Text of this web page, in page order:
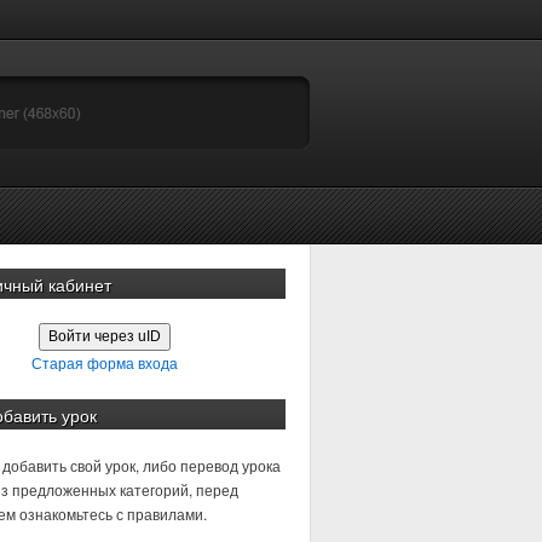
кабинет
Войти через uID
Старая форма входа
урок
свой урок, либо перевод урока
предложенных категорий, перед
ознакомьтесь с правилами.